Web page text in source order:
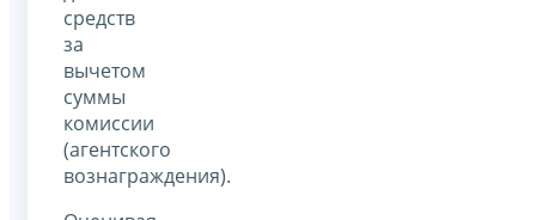
средств
за
вычетом
суммы
комиссии
(агентского
вознаграждения).